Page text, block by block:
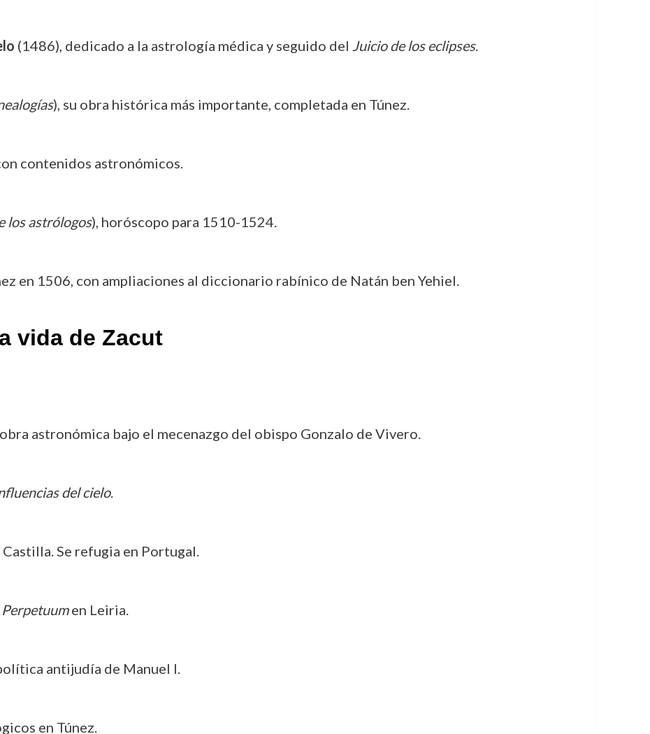
(1486), dedicado a la astrología médica y seguido del Juicio de los eclipses.
), su obra histórica más importante, completada en Túnez.
contenidos astronómicos.
los astrólogos), horóscopo para 1510-1524.
en 1506, con ampliaciones al diccionario rabínico de Natán ben Yehiel.
vida de Zacut
astronómica bajo el mecenazgo del obispo Gonzalo de Vivero.
del cielo.
Se refugia en Portugal.
en Leiria.
antijudía de Manuel I.
en Túnez.